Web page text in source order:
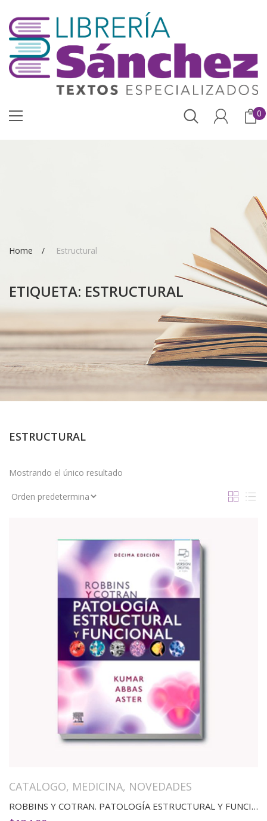
0
Home Estructural
ETIQUETA: ESTRUCTURAL
ESTRUCTURAL
Mostrando el único resultado
CATALOGO, MEDICINA, NOVEDADES
ROBBINS Y COTRAN. PATOLOGÍA ESTRUCTURAL Y FUNCIONAL(10ED)